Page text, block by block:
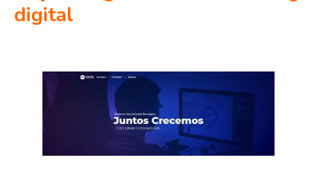
digital